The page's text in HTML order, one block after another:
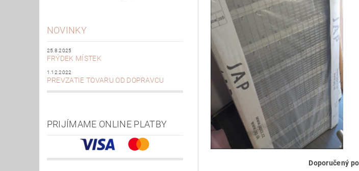
NOVINKY
25.8.2025
FRÝDEK MÍSTEK
1.12.2022
PREVZATIE TOVARU OD DOPRAVCU
PRIJÍMAME ONLINE PLATBY